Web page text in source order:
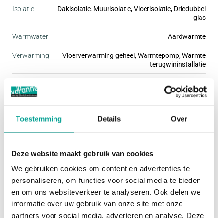
Toestemming Details Over
Deze website maakt gebruik van cookies
We gebruiken cookies om content en advertenties te
personaliseren, om functies voor social media te bieden
en om ons websiteverkeer te analyseren. Ook delen we
informatie over uw gebruik van onze site met onze
partners voor social media, adverteren en analyse. Deze
iedereen een passende woning te vinden. Stuk voor
stuk zijn deze woningen fraai afgewerkt met mooie
De kleine woonbuurten hebben een ding met elkaar
gemeen; ze zijn kindvriendelijk én autoluw. Dit
zorgt ervoor dat je rustig en omgeven door groen
gemakkelijk kunt opzoeken.
variatie koopwoningen, waarbij geen plattegrond
precies hetzelfde is. Afhankelijk van de grootte van
je gezin of je woonbehoefte, kies je voor een
rijwoning in de breedte van 5.40, 5.70 of 6.00 m,
Isolatie
Dakisolatie, Muurisolatie, Vloerisolatie, Driedubbel
glas
Warmwater Aardwarmte
Verwarming
Vloerverwarming geheel, Warmtepomp, Warmte
terugwininstallatie
Buitenruimte
Tuin Achtertuin, Voortuin
Oppervlakte hoofdtuin
Bergruimte